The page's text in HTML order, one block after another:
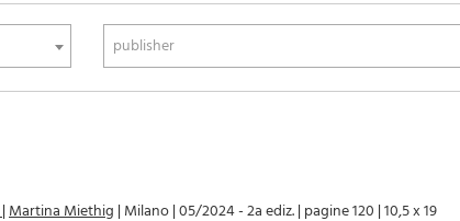
publisher
|Martina Miethig | Milano|05/2024 - 2a ediz.| pagine 120 |10,5 x 19